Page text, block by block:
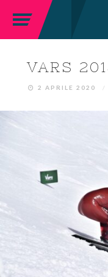
VARS
2 APRILE 2020 /